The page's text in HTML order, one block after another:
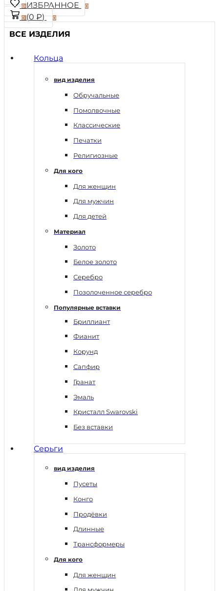
0ИЗБРАННОЕ 0
0(0₽) 0
ВСЕ ИЗДЕЛИЯ
Кольца
вид изделия
Обручальные
Помолвочные
Классические
Печатки
Религиозные
Для кого
Для женщин
Для мужчин
Для детей
Материал
Золото
Белое золото
Серебро
Позолоченное серебро
Популярные вставки
Бриллиант
Фианит
Корунд
Сапфир
Гранат
Эмаль
Кристалл Swarovski
Без вставки
Серьги
вид изделия
Пусеты
Конго
Продёвки
Длинные
Трансформеры
Для кого
Для женщин